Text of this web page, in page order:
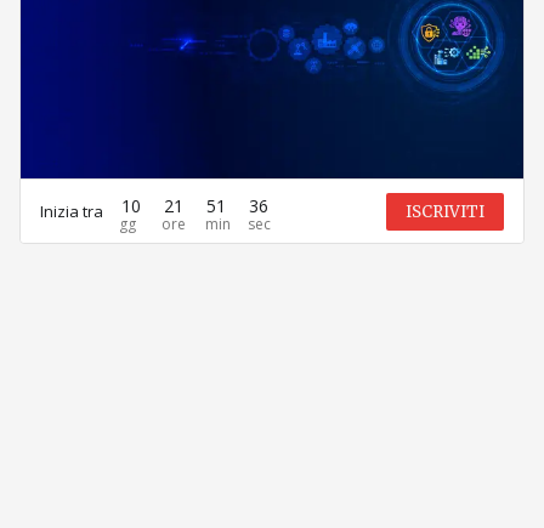
Inizia tra 10 21 51 36 ISCRIVITI